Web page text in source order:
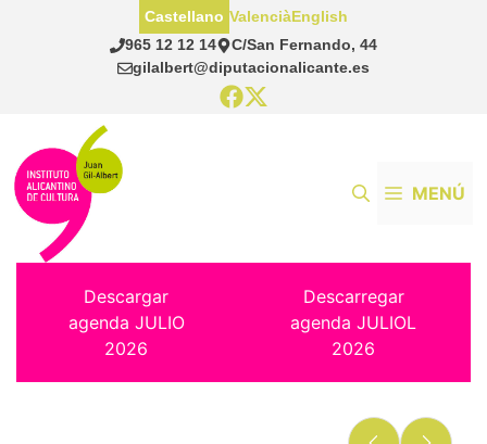
965 12 12 14
C/San Fernando, 44
gilalbert@diputacionalicante.es
Castellano ValenciàEnglish
MENÚ
Descargar
agenda JULIO
2026
Descarregar
agenda JULIOL
2026